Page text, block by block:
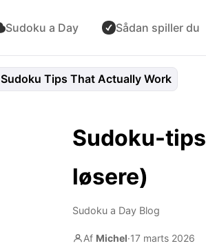
Sudoku a Day Sådan spiller du
Sudoku Tips That Actually Work
Sudoku-
løsere)
Sudoku a Day Blog
Af Michel·17 marts 2026